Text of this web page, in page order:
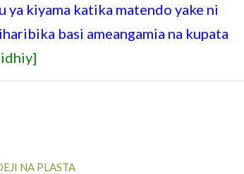
ya kiyama katika matendo yake ni
basi ameangamia na kupata
NA PLASTA